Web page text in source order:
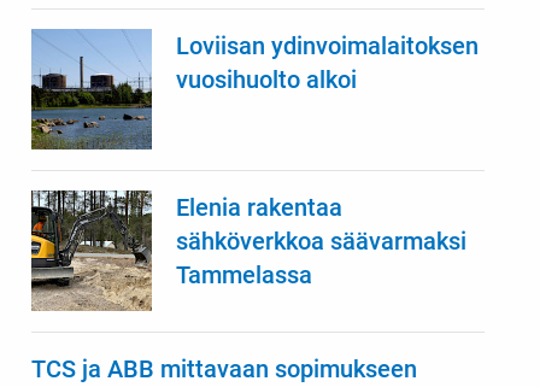
Loviisan ydinvoimalaitoksen
vuosihuolto alkoi
Elenia rakentaa
sähköverkkoa säävarmaksi
Tammelassa
TCS ja ABB mittavaan sopimukseen